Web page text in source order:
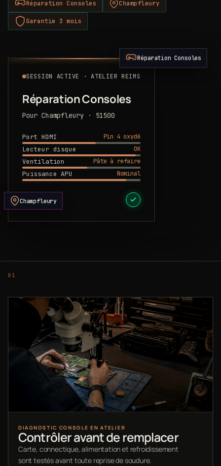
Réparation Consoles Champfleury
Garantie 3 mois
SESSION ACTIVE · ATELIER REIMS
Réparation Consoles
Pour Champfleury · 51500
Port HDMI
Pin 4 oxydé
Lecteur disque
OK
Ventilation
Pâte à refaire
Puissance APU
Nominal
DEVIS PRÊT
Réparation Consoles
Champfleury
DIAGNOSTIC CONSOLE EN ATELIER
Contrôler avant de remplacer
Carte, connectique, alimentation et refroidissement
sont testés avant toute reprise de soudure.